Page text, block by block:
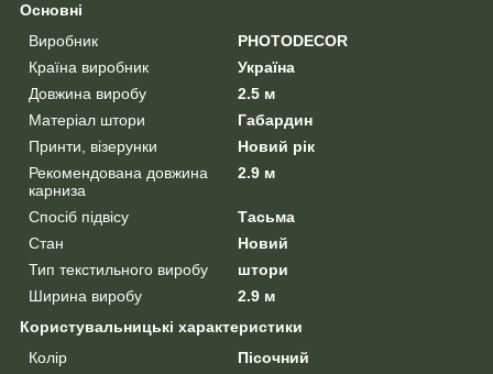
Основні
Виробник
PHOTODECOR
Країна виробник
Україна
Довжина виробу
2.5 м
Матеріал штори
Габардин
Принти, візерунки
Новий рік
Рекомендована довжина
карниза
2.9 м
Спосіб підвісу
Тасьма
Стан
Новий
Тип текстильного виробу
штори
Ширина виробу
2.9 м
Користувальницькі характеристики
Колір
Пісочний